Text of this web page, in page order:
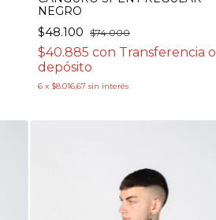
NEGRO
$48.100 $74.000
$40.885 con Transferencia o
depósito
6 x $8.016,67 sin interés